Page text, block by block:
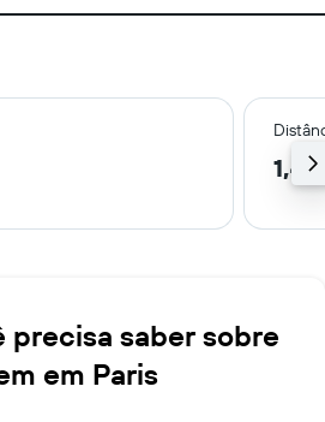
1,4
precisa saber sobre
em Paris